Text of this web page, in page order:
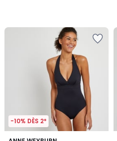
-10% DÈS 2*